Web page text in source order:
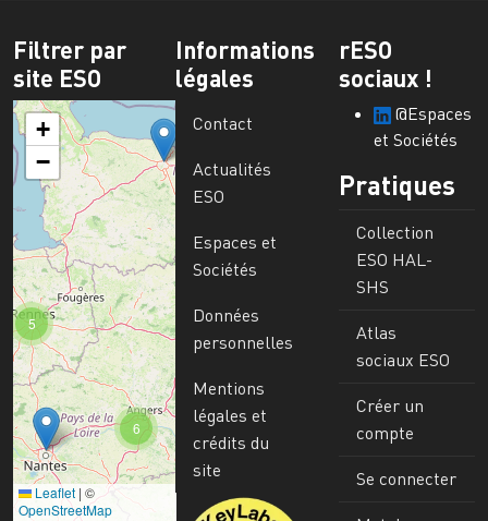
Filtrer par
site ESO
6
5
+
−
Leaflet | ©
OpenStreetMap
Informations
légales
Contact
Actualités
ESO
Espaces et
Sociétés
Données
personnelles
Mentions
légales et
crédits du
site
Image
rESO
sociaux !
@Espaces
et Sociétés
Pratiques
Collection
ESO HAL-
SHS
Atlas
sociaux ESO
Créer un
compte
Se connecter